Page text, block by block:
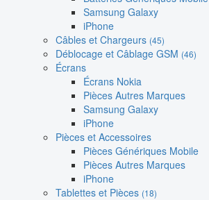
Samsung Galaxy
iPhone
Câbles et Chargeurs (45)
Déblocage et Câblage GSM (46)
Écrans
Écrans Nokia
Pièces Autres Marques
Samsung Galaxy
iPhone
Pièces et Accessoires
Pièces Génériques Mobile
Pièces Autres Marques
iPhone
Tablettes et Pièces (18)